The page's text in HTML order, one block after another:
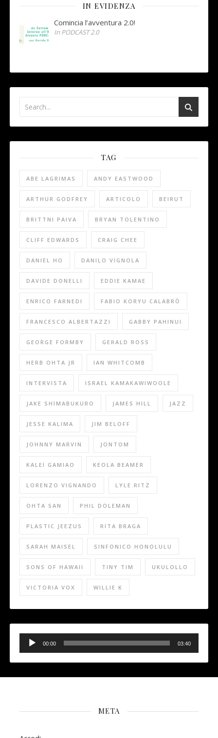
IN EVIDENZA
Comincia l’avventura 2.0!
In PODCAST 2.0
TAG
ABE LAGRIMAS ANDY EASTWOOD
ARTHUR GODFREY ARTICOLO BEIRUT
BRITTNI PAIVA BRYAN TOLENTINO
CLIFF EDWARDS CRAIG CHEE
DANIEL HO DANILO VIGNOLA
DAVIDE DONELLI EDDIE KAMAE
ENRICO FARNEDI FABIO KORYU CALABRÒ
FRANCESCO ALBERTAZZI GABBY PAHINUI
GEORGE FORMBY GERALD ROSS
HERB OHTA JR IAN WHITCOMB
INTERVISTA ISRAEL KAMAKAWIWOOLE
JAKE SHIMABUKURO JAMES HILL JAZZ
JESSE KALIMA JIM BELOFF
JOHNNY MARVIN JONTOM
KALEI GAMIAO KEOLA BEAMER
LORENZO VIGNANDO LYLE RITZ
OHTA SAN PHIL DOLEMAN
PLASTIC JEEZUS RITA BRAGA
SARAH MAISEL SINFONICO HONOLULU
SONS OF HAWAII TINY TIM UKULOLLO
VICTORIA VOX WILLIE K
Audio
Player
00:00 03:40
META